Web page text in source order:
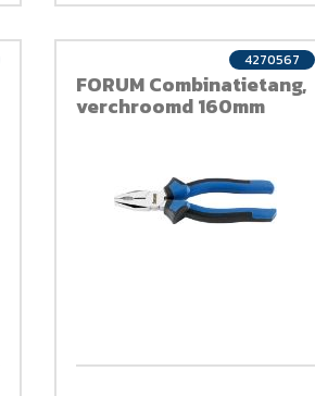
FORUM Combinatietang,
verchroomd 160mm
4270567